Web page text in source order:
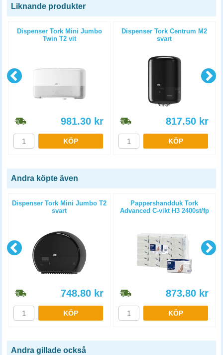
Liknande produkter
Dispenser Tork Mini Jumbo
Twin T2 vit
981.30 kr
KÖP
Dispenser Tork Centrum M2
svart
817.50 kr
KÖP
Andra köpte även
Dispenser Tork Mini Jumbo T2
svart
748.80 kr
KÖP
Pappershandduk Tork
Advanced C-vikt H3 2400st/fp
873.80 kr
KÖP
Andra gillade också